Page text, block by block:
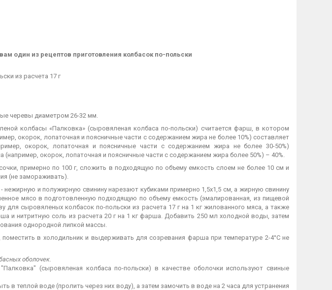
один из рецептов приготовления колбасок по-польски
из расчета 17 г
черевы диаметром 26-32 мм.
колбасы «Палковка» (сыровяленая колбаса по-польски) считается фарш, в котором
окорок, лопаточная и поясничные части с содержанием жира не более 10%) составляет
окорок, лопаточная и поясничные части с содержанием жира не более 30-50%)
(например, окорок, лопаточная и поясничные части с содержанием жира более 50%) – 40%.
примерно по 100 г, сложить в подходящую по объему емкость слоем не более 10 см и
(не замораживать).
и полужирную свинину нарезают кубиками примерно 1,5х1,5 см, а жирную свинину
мясо в подготовленную подходящую по объему емкость (эмалированная, из пищевой
для сыровяленых колбасок по-польски из расчета 17 г на 1 кг жилованного мяса, а также
и нитритную соль из расчета 20 г на 1 кг фарша. Добавить 250 мл холодной воды, затем
однородной липкой массы.
в холодильник и выдерживать для созревания фарша при температуре 2-4°С не
оболочек.
(сыровяленая колбаса по-польски) в качестве оболочки используют свиные
в теплой воде (пролить через них воду), а затем замочить в воде на 2 часа для устранения